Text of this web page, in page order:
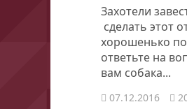
Захотели
сделать этот
хорошенько
ответьте на
вам собака...
07.12.2016